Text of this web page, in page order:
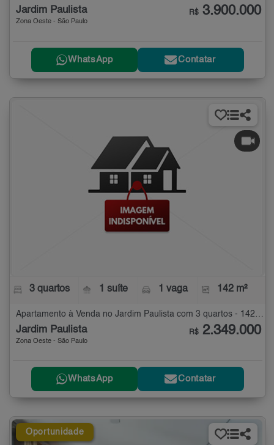
Jardim Paulista
Zona Oeste - São Paulo
R$ 3.900.000
WhatsApp Contatar
3 quartos 1 suíte 1 vaga 142 m²
Jardim Paulista
Zona Oeste - São Paulo
R$ 2.349.000
WhatsApp Contatar
Oportunidade